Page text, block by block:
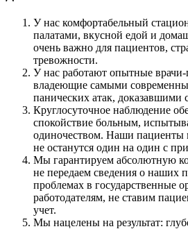
У нас комфортабельный
палатами, вкусной едой и
очень важно для пациентов,
тревожности.
У нас работают опытные врачи-
владеющие самыми
панических атак, доказавшими
Круглосуточное наблюдение
спокойствие больным,
одиночеством. Наши пациенты
не останутся один на один с
Мы гарантируем абсолютную
не передаем сведения о наших
проблемах в государственные
работодателям, не ставим
учет.
Мы нацелены на результат: